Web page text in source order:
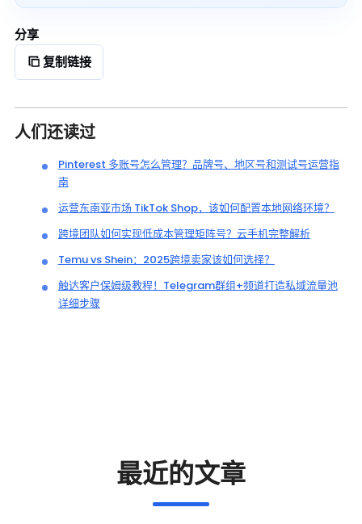
分享
复制链接
人们还读过
Pinterest 多账号怎么管理？品牌号、地区号和测试号运营指
南
运营东南亚市场 TikTok Shop，该如何配置本地网络环境？
跨境团队如何实现低成本管理矩阵号？云手机完整解析
Temu vs Shein：2025跨境卖家该如何选择？
触达客户保姆级教程！Telegram群组+频道打造私域流量池
详细步骤
最近的文章